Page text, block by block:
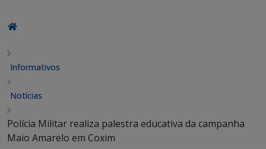
Informativos
Notícias
Polícia Militar realiza palestra educativa da campanha
Maio Amarelo em Coxim